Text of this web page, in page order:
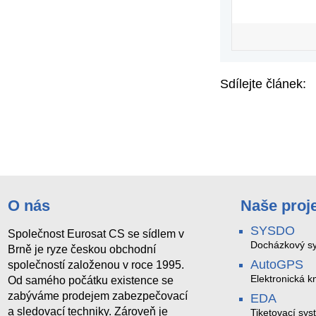
Sdílejte článek:
O nás
Společnost Eurosat CS se sídlem v
Brně je ryze českou obchodní
společností založenou v roce 1995.
Od samého počátku existence se
zabýváme prodejem zabezpečovací
a sledovací techniky. Zároveň je
Naše
SYSDO
Docházkový
AutoGPS
Elektronická
EDA
Tiketovací